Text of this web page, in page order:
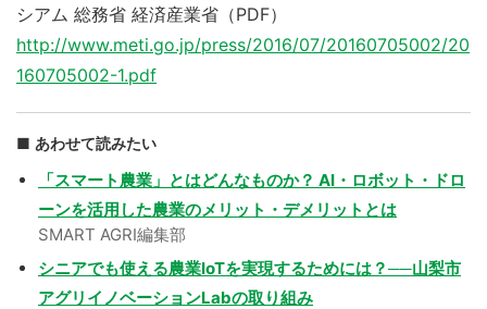
シアム 総務省 経済産業省（PDF）
http://www.meti.go.jp/press/2016/07/20160705002/20
160705002-1.pdf
あわせて読みたい
「スマート農業」とはどんなものか？ AI・ロボット・ドロ
ーンを活用した農業のメリット・デメリットとは
SMART AGRI編集部
シニアでも使える農業IoTを実現するためには？──山梨市
アグリイノベーションLabの取り組み